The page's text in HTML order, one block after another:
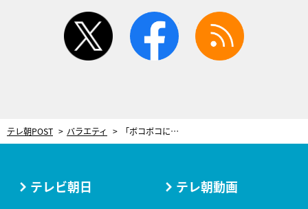
twitter facebook
テレ朝POST バラエティ 「ボコボコにしようぜ」かまいたち山内、相方にブチギレ！放送事故レベルのやりとりに「流せるわけないじゃん」
テレビ朝日 テレ朝動画